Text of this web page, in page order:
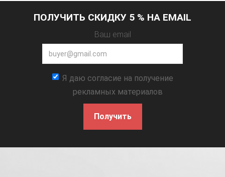
ПОЛУЧИТЬ СКИДКУ 5 % НА EMAIL
Ваш email
Я даю согласие на получение
рекламных материалов
Получить